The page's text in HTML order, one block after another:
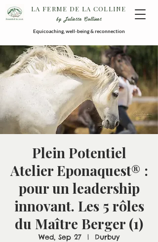
LA FERME DE LA COLLINE
by Juliette Collinet
Equicoaching, well-being & reconnection
Plein Potentiel
Atelier Eponaquest® :
pour un leadership
innovant. Les 5 rôles
du Maître Berger (1)
Wed, Sep 27
  |
Durbuy